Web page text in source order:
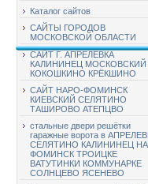
Каталог сайтов
САЙТЫ ГОРОДОВ
МОСКОВСКОЙ ОБЛАСТИ
САЙТ Г. АПРЕЛЕВКА
КАЛИНИНЕЦ МОСКОВСКИЙ
КОКОШКИНО КРЁКШИНО
САЙТ НАРО-ФОМИНСК
КИЕВСКИЙ СЕЛЯТИНО
ТАШИРОВО АТЕПЦВО
стальные двери решётки
гаражные ворота в
СЕЛЯТИНО КАЛИНИНЕЦ
ФОМИНСК ТРОИЦКЕ
ВАТУТИНКИ КОММУНАРКЕ
СОЛНЦЕВО ЯСЕНЕВО